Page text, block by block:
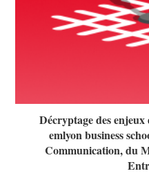
Décryptage des
emlyon business
Communication, du